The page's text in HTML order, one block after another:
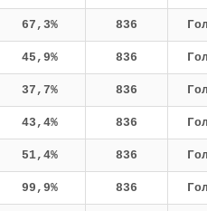
67,3% 836
45,9% 836
37,7% 836
43,4% 836
51,4% 836
99,9% 836